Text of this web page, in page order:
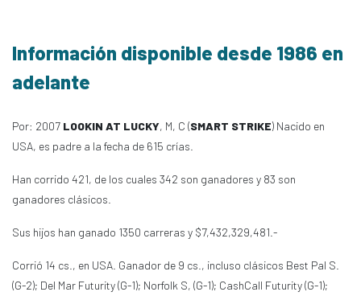
Información disponible desde 1986 en
adelante
Por: 2007 LOOKIN AT LUCKY, M, C (SMART STRIKE) Nacido en
USA, es padre a la fecha de 615 crías.
Han corrido 421, de los cuales 342 son ganadores y 83 son
ganadores clásicos.
Sus hijos han ganado 1350 carreras y $7,432,329,481.-
Corrió 14 cs., en USA. Ganador de 9 cs., incluso clásicos Best Pal S.
(G-2); Del Mar Futurity (G-1); Norfolk S, (G-1); CashCall Futurity (G-1);